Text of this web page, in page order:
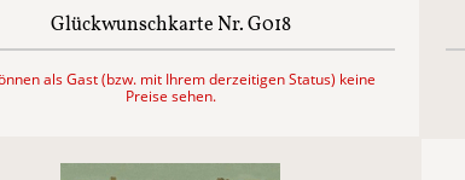
Glückwunschkarte Nr. G018
als Gast (bzw. mit Ihrem derzeitigen Status) keine
Preise sehen.